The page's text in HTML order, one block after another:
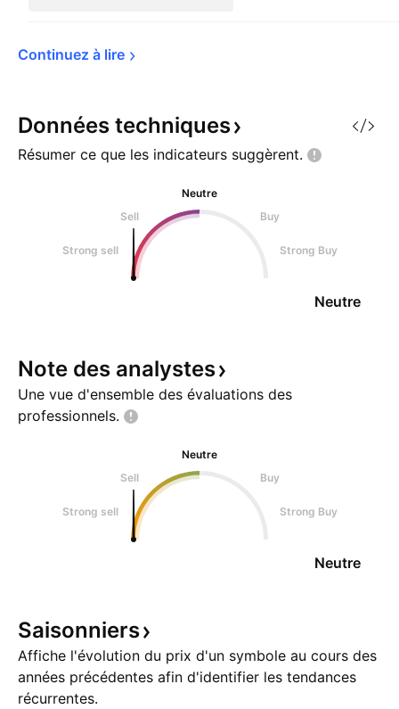
Continuez à lire
Données techniques
Résumer ce que les indicateurs suggèrent.
Neutre
Sell
Buy
Strong sell Strong Buy
Neutre
Note des analystes
Une vue d'ensemble des évaluations des
professionnels.
Neutre
Sell
Buy
Strong sell Strong Buy
Neutre
Saisonniers
Affiche l'évolution du prix d'un symbole au cours des
années précédentes afin d'identifier les tendances
récurrentes.